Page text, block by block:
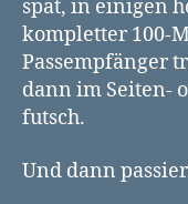
spät, in einigen
kompletter 100-
Passempfänger
dann im Seiten-
futsch.
Und dann